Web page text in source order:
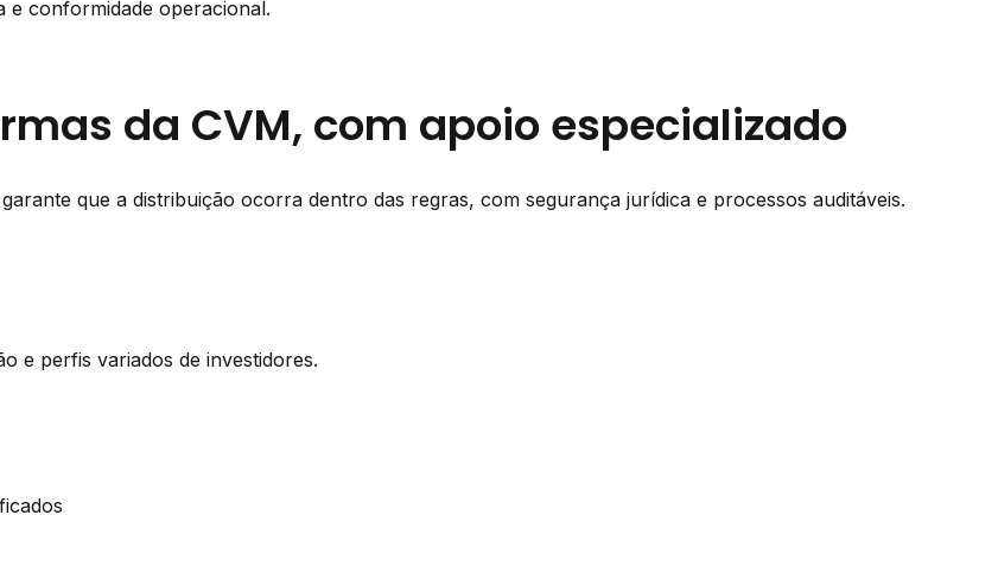
e conformidade operacional.
da CVM, com apoio especializado
que a distribuição ocorra dentro das regras, com segurança jurídica e processos auditáveis.
e perfis variados de investidores.